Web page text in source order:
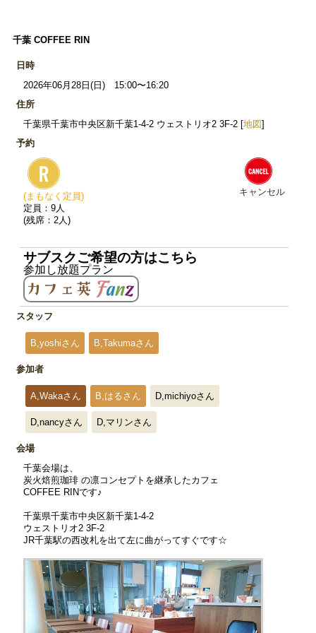
千葉 COFFEE RIN
日時
2026年06月28日(日) 15:00〜16:20
住所
千葉県千葉市中央区新千葉1-4-2 ウェストリオ2 3F-2 [地図]
予約
(まもなく定員)
定員：9人
(残席：2人)
キャンセル
サブスクご希望の方はこちら
参加し放題プラン
スタッフ
B,yoshiさん B,Takumaさん
参加者
A,Wakaさん B,はるさん D,michiyoさん
D,nancyさん D,マリンさん
会場
千葉会場は、
炭火焙煎珈琲 の凛コンセプトを継承したカフェ
COFFEE RINです♪
千葉県千葉市中央区新千葉1-4-2
ウェストリオ2 3F-2
JR千葉駅の西改札を出て左に曲がってすぐです☆